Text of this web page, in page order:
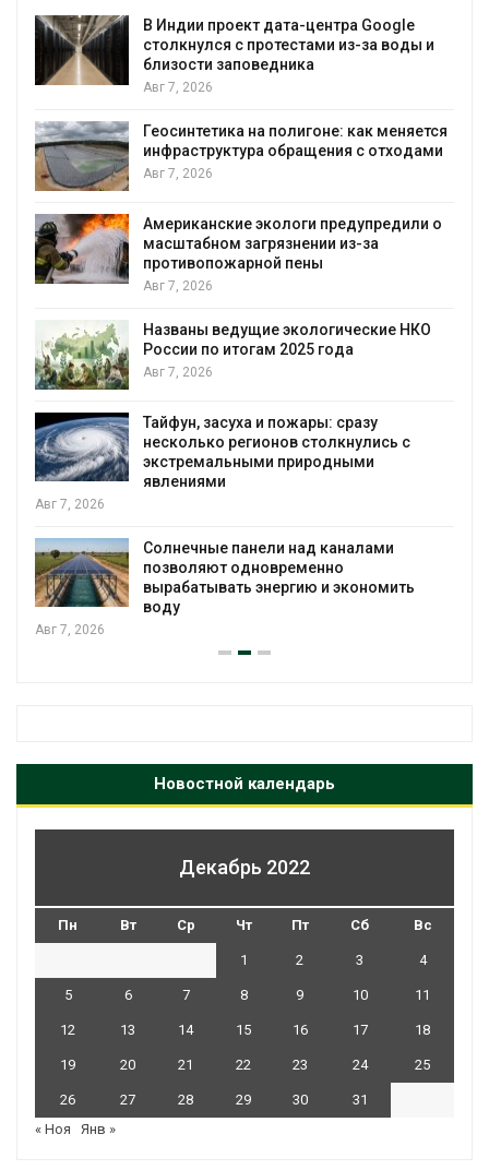
В Индии проект дата-центра Google
столкнулся с протестами из-за воды и
близости заповедника
Авг 7, 2026
Геосинтетика на полигоне: как меняется
инфраструктура обращения с отходами
Авг 7, 2026
Американские экологи предупредили о
масштабном загрязнении из-за
противопожарной пены
Авг 7, 2026
Названы ведущие экологические НКО
России по итогам 2025 года
Авг 7, 2026
Тайфун, засуха и пожары: сразу
несколько регионов столкнулись с
экстремальными природными
явлениями
Авг 7, 2026
Солнечные панели над каналами
позволяют одновременно
вырабатывать энергию и экономить
воду
Авг 7, 2026
Новостной календарь
Декабрь 2022
Пн Вт Ср Чт Пт Сб Вс
1 2 3 4
5 6 7 8 9 10 11
12 13 14 15 16 17 18
19 20 21 22 23 24 25
26 27 28 29 30
31
« Ноя
Янв »